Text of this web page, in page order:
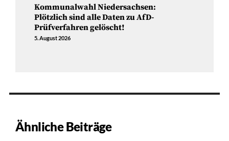
Kommunalwahl Niedersachsen:
Plötzlich sind alle Daten zu AfD-
Prüfverfahren gelöscht!
5. August 2026
Ähnliche Beiträge